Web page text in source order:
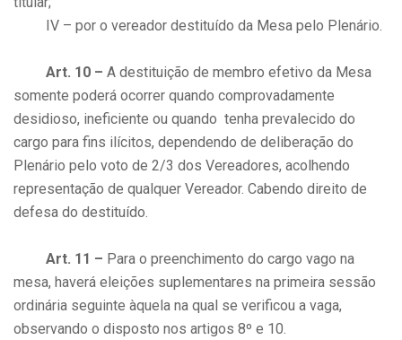
IV – por o vereador destituído da Mesa pelo Plenário.
Art. 10 – A destituição de membro efetivo da Mesa
somente poderá ocorrer quando comprovadamente
desidioso, ineficiente ou quando tenha prevalecido do
cargo para fins ilícitos, dependendo de deliberação do
Plenário pelo voto de 2/3 dos Vereadores, acolhendo
representação de qualquer Vereador. Cabendo direito de
defesa do destituído.
Art. 11 – Para o preenchimento do cargo vago na
mesa, haverá eleições suplementares na primeira sessão
ordinária seguinte àquela na qual se verificou a vaga,
observando o disposto nos artigos 8º e 10.